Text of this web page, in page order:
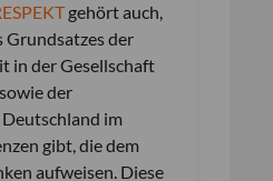
gehört auch,
Grundsatzes der
in der Gesellschaft
der
im
gibt, die dem
aufweisen. Diese